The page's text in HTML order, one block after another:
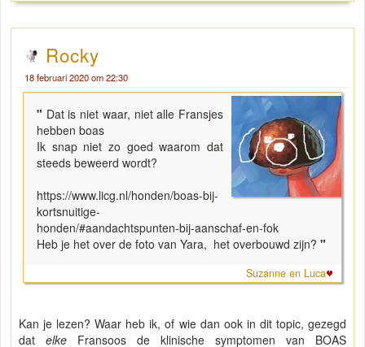
Rocky
18 februari 2020 om 22:30
" Dat is niet waar, niet alle Fransjes
hebben boas
Ik snap niet zo goed waarom dat
steeds beweerd wordt?
https://www.licg.nl/honden/boas-bij-
kortsnuitige-
honden/#aandachtspunten-bij-aanschaf-en-fok
Heb je het over de foto van Yara, het overbouwd zijn? "
Suzanne en Luca
Kan je lezen? Waar heb ik, of wie dan ook in dit topic, gezegd
dat elke Fransoos de klinische symptomen van BOAS